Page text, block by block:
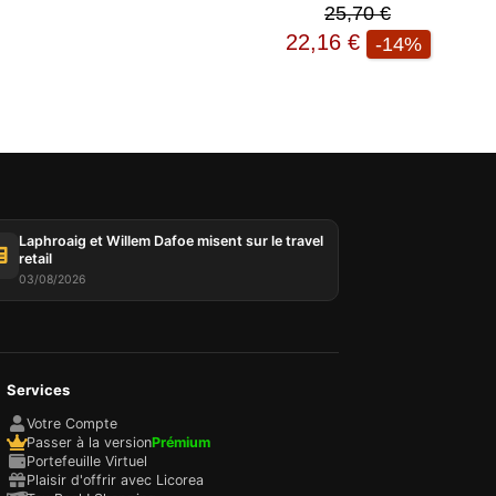
25,70 €
22,16 € -14%
Laphroaig et Willem Dafoe misent sur le travel
retail
03/08/2026
Services
Votre Compte
Passer à la versionPrémium
Portefeuille Virtuel
Plaisir d'offrir avec Licorea
des